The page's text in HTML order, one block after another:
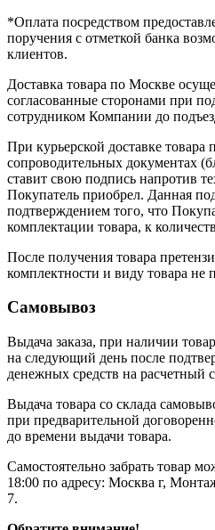
*Оплата посредством
поручения с отметкой банка
клиентов.
Доставка товара по Москве
согласованные сторонами при
сотрудником Компании до
При курьерской доставке товара
сопроводительных документах
ставит свою подпись напротив
Покупатель приобрел. Данная
подтверждением того, что
комплектации товара, к
После получения товара
комплектности и виду товара не
Самовывоз
Выдача заказа, при наличии
на следующий день после
денежных средств на расчетный
Выдача товара со склада
при предварительной
до времени выдачи товара.
Самостоятельно забрать товар
18:00 по адресу: Москва г,
7.